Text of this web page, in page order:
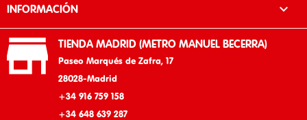
INFORMACIÓN 
 TIENDA MADRID (METRO MANUEL BECERRA)
Paseo Marqués de Zafra, 17
28028-Madrid
+34 916 759 158
+34 648 639 287